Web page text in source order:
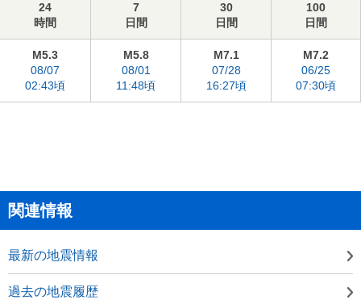
24
時間
7
日間
30
日間
100
日間
M5.3
08/07
02:43頃
M5.8
08/01
11:48頃
M7.1
07/28
16:27頃
M7.2
06/25
07:30頃
関連情報
最新の地震情報
過去の地震履歴